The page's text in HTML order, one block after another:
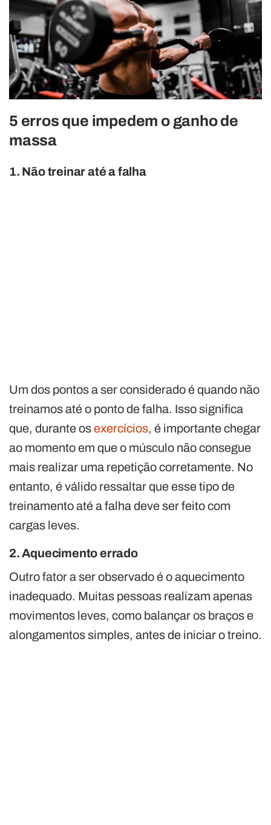
5 erros que impedem o ganho de
massa
1. Não treinar até a falha
Um dos pontos a ser considerado é quando não
treinamos até o ponto de falha. Isso significa
que, durante osexercícios, é importante chegar
ao momento em que o músculo não consegue
mais realizar uma repetição corretamente. No
entanto, é válido ressaltar que esse tipo de
treinamento até a falha deve ser feito com
cargas leves.
2. Aquecimento errado
Outro fator a ser observado é o aquecimento
inadequado. Muitas pessoas realizam apenas
movimentos leves, como balançar os braços e
alongamentos simples, antes de iniciar o treino.